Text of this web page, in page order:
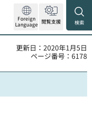
Foreign
Language 閲覧支援 検索
更新日：2020年1月5日
ページ番号：6178